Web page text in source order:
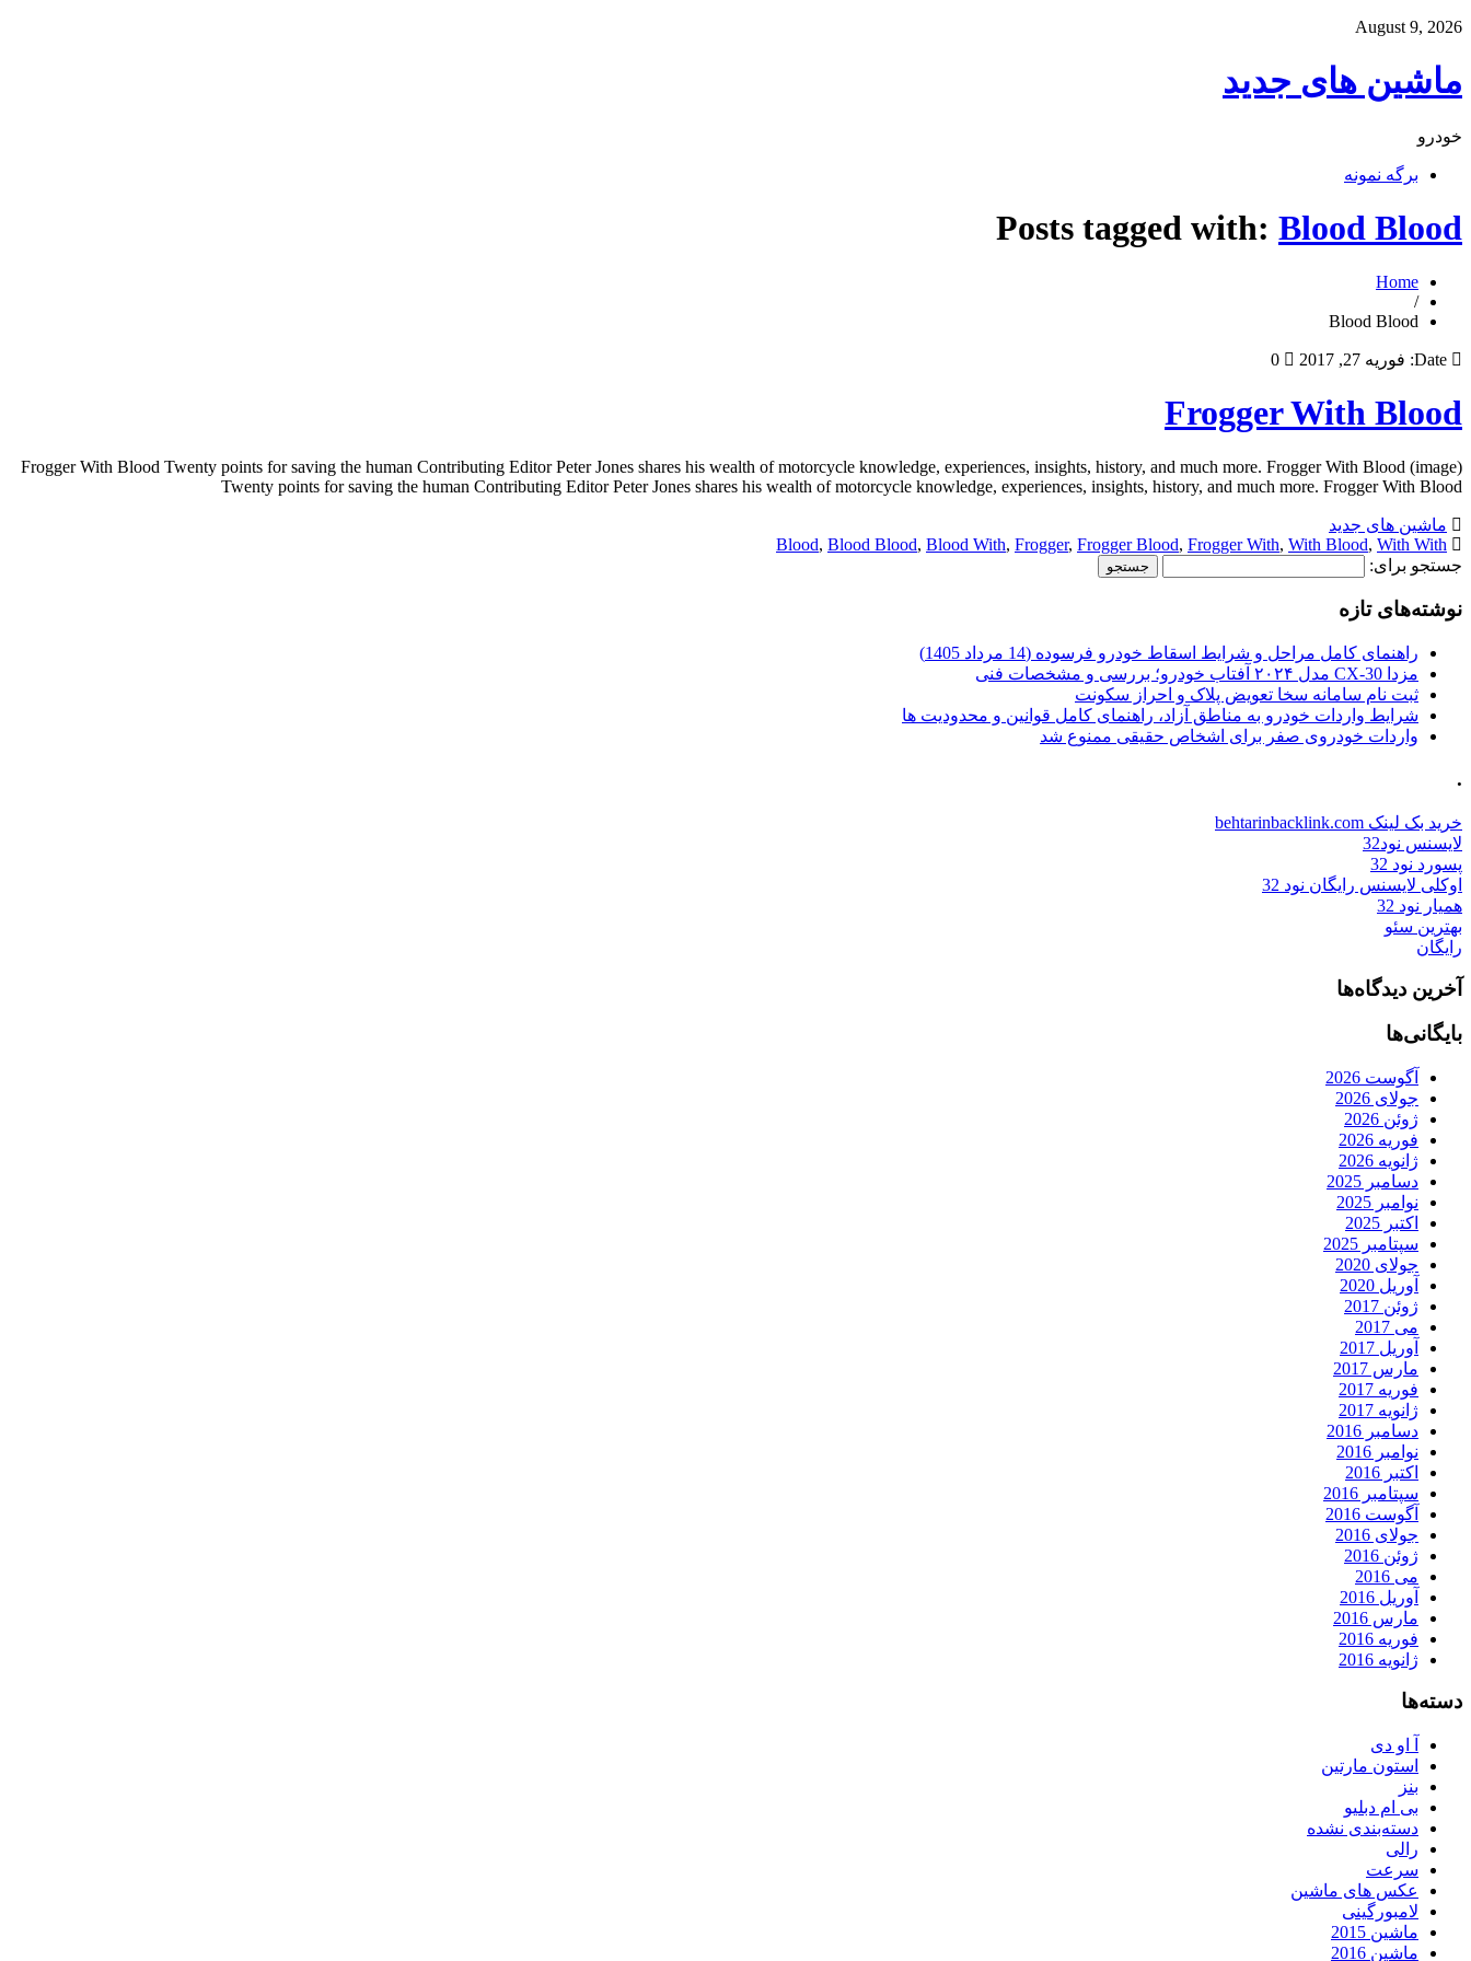
August 9, 2026
ماشین های جدید
خودرو
برگه نمونه
Posts tagged with: Blood Blood
Home
/
Blood Blood
Date: فوریه 27, 2017 0
Frogger With Blood
Frogger With Blood Twenty points for saving the human Contributing Editor Peter Jones shares his wealth of motorcycle knowledge, experiences, insights, history, and much more. Frogger With Blood (image)
Twenty points for saving the human Contributing Editor Peter Jones shares his wealth of motorcycle knowledge, experiences, insights, history, and much more. Frogger With Blood
ماشین های جدید
Blood, Blood Blood, Blood With, Frogger, Frogger Blood, Frogger With, With Blood, With With
جستجو برای:
نوشته‌های تازه
راهنمای کامل مراحل و شرایط اسقاط خودرو فرسوده (14 مرداد 1405)
مزدا CX-30 مدل ۲۰۲۴ آفتاب خودرو؛ بررسی و مشخصات فنی
ثبت نام سامانه سخا تعویض پلاک و احراز سکونت
شرایط واردات خودرو به مناطق آزاد، راهنمای کامل قوانین و محدودیت ها
واردات خودروی صفر برای اشخاص حقیقی ممنوع شد
.
خرید بک لینک behtarinbacklink.com
لایسنس نود32
پسورد نود 32
اوکلی لایسنس رایگان نود 32
همیار نود 32
بهترین سئو
رایگان
آخرین دیدگاه‌ها
بایگانی‌ها
آگوست 2026
جولای 2026
ژوئن 2026
فوریه 2026
ژانویه 2026
دسامبر 2025
نوامبر 2025
اکتبر 2025
سپتامبر 2025
جولای 2020
آوریل 2020
ژوئن 2017
می 2017
آوریل 2017
مارس 2017
فوریه 2017
ژانویه 2017
دسامبر 2016
نوامبر 2016
اکتبر 2016
سپتامبر 2016
آگوست 2016
جولای 2016
ژوئن 2016
می 2016
آوریل 2016
مارس 2016
فوریه 2016
ژانویه 2016
دسته‌ها
آ او دی
استون مارتین
بنز
بی ام دبلیو
دسته‌بندی نشده
رالی
سرعت
عکس های ماشین
لامبورگینی
ماشین 2015
ماشین 2016